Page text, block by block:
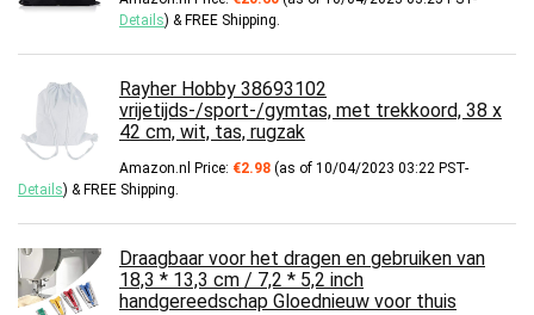
Details) & FREE Shipping.
Rayher Hobby 38693102
vrijetijds-/sport-/gymtas, met trekkoord, 38 x
42 cm, wit, tas, rugzak
Amazon.nl Price: €2.98 (as of 10/04/2023 03:22 PST-
Details) & FREE Shipping.
Draagbaar voor het dragen en gebruiken van
18,3 * 13,3 cm / 7,2 * 5,2 inch
handgereedschap Gloednieuw voor thuis